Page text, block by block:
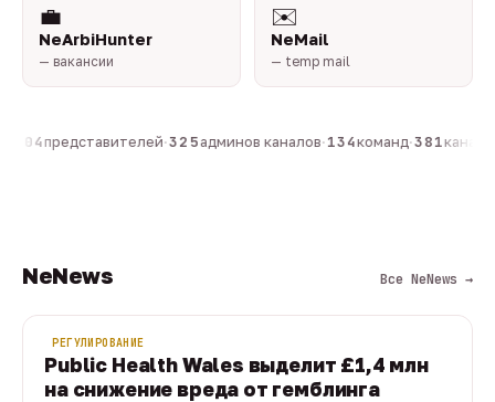
💼
NeArbiHunter
— вакансии
✉️
NeMail
— temp mail
804представителей·325 админов каналов·134команд·381
NeNews Все NeNews →
РЕГУЛИРОВАНИЕ
Public Health Wales выделит £1,4 млн
на снижение вреда от гемблинга